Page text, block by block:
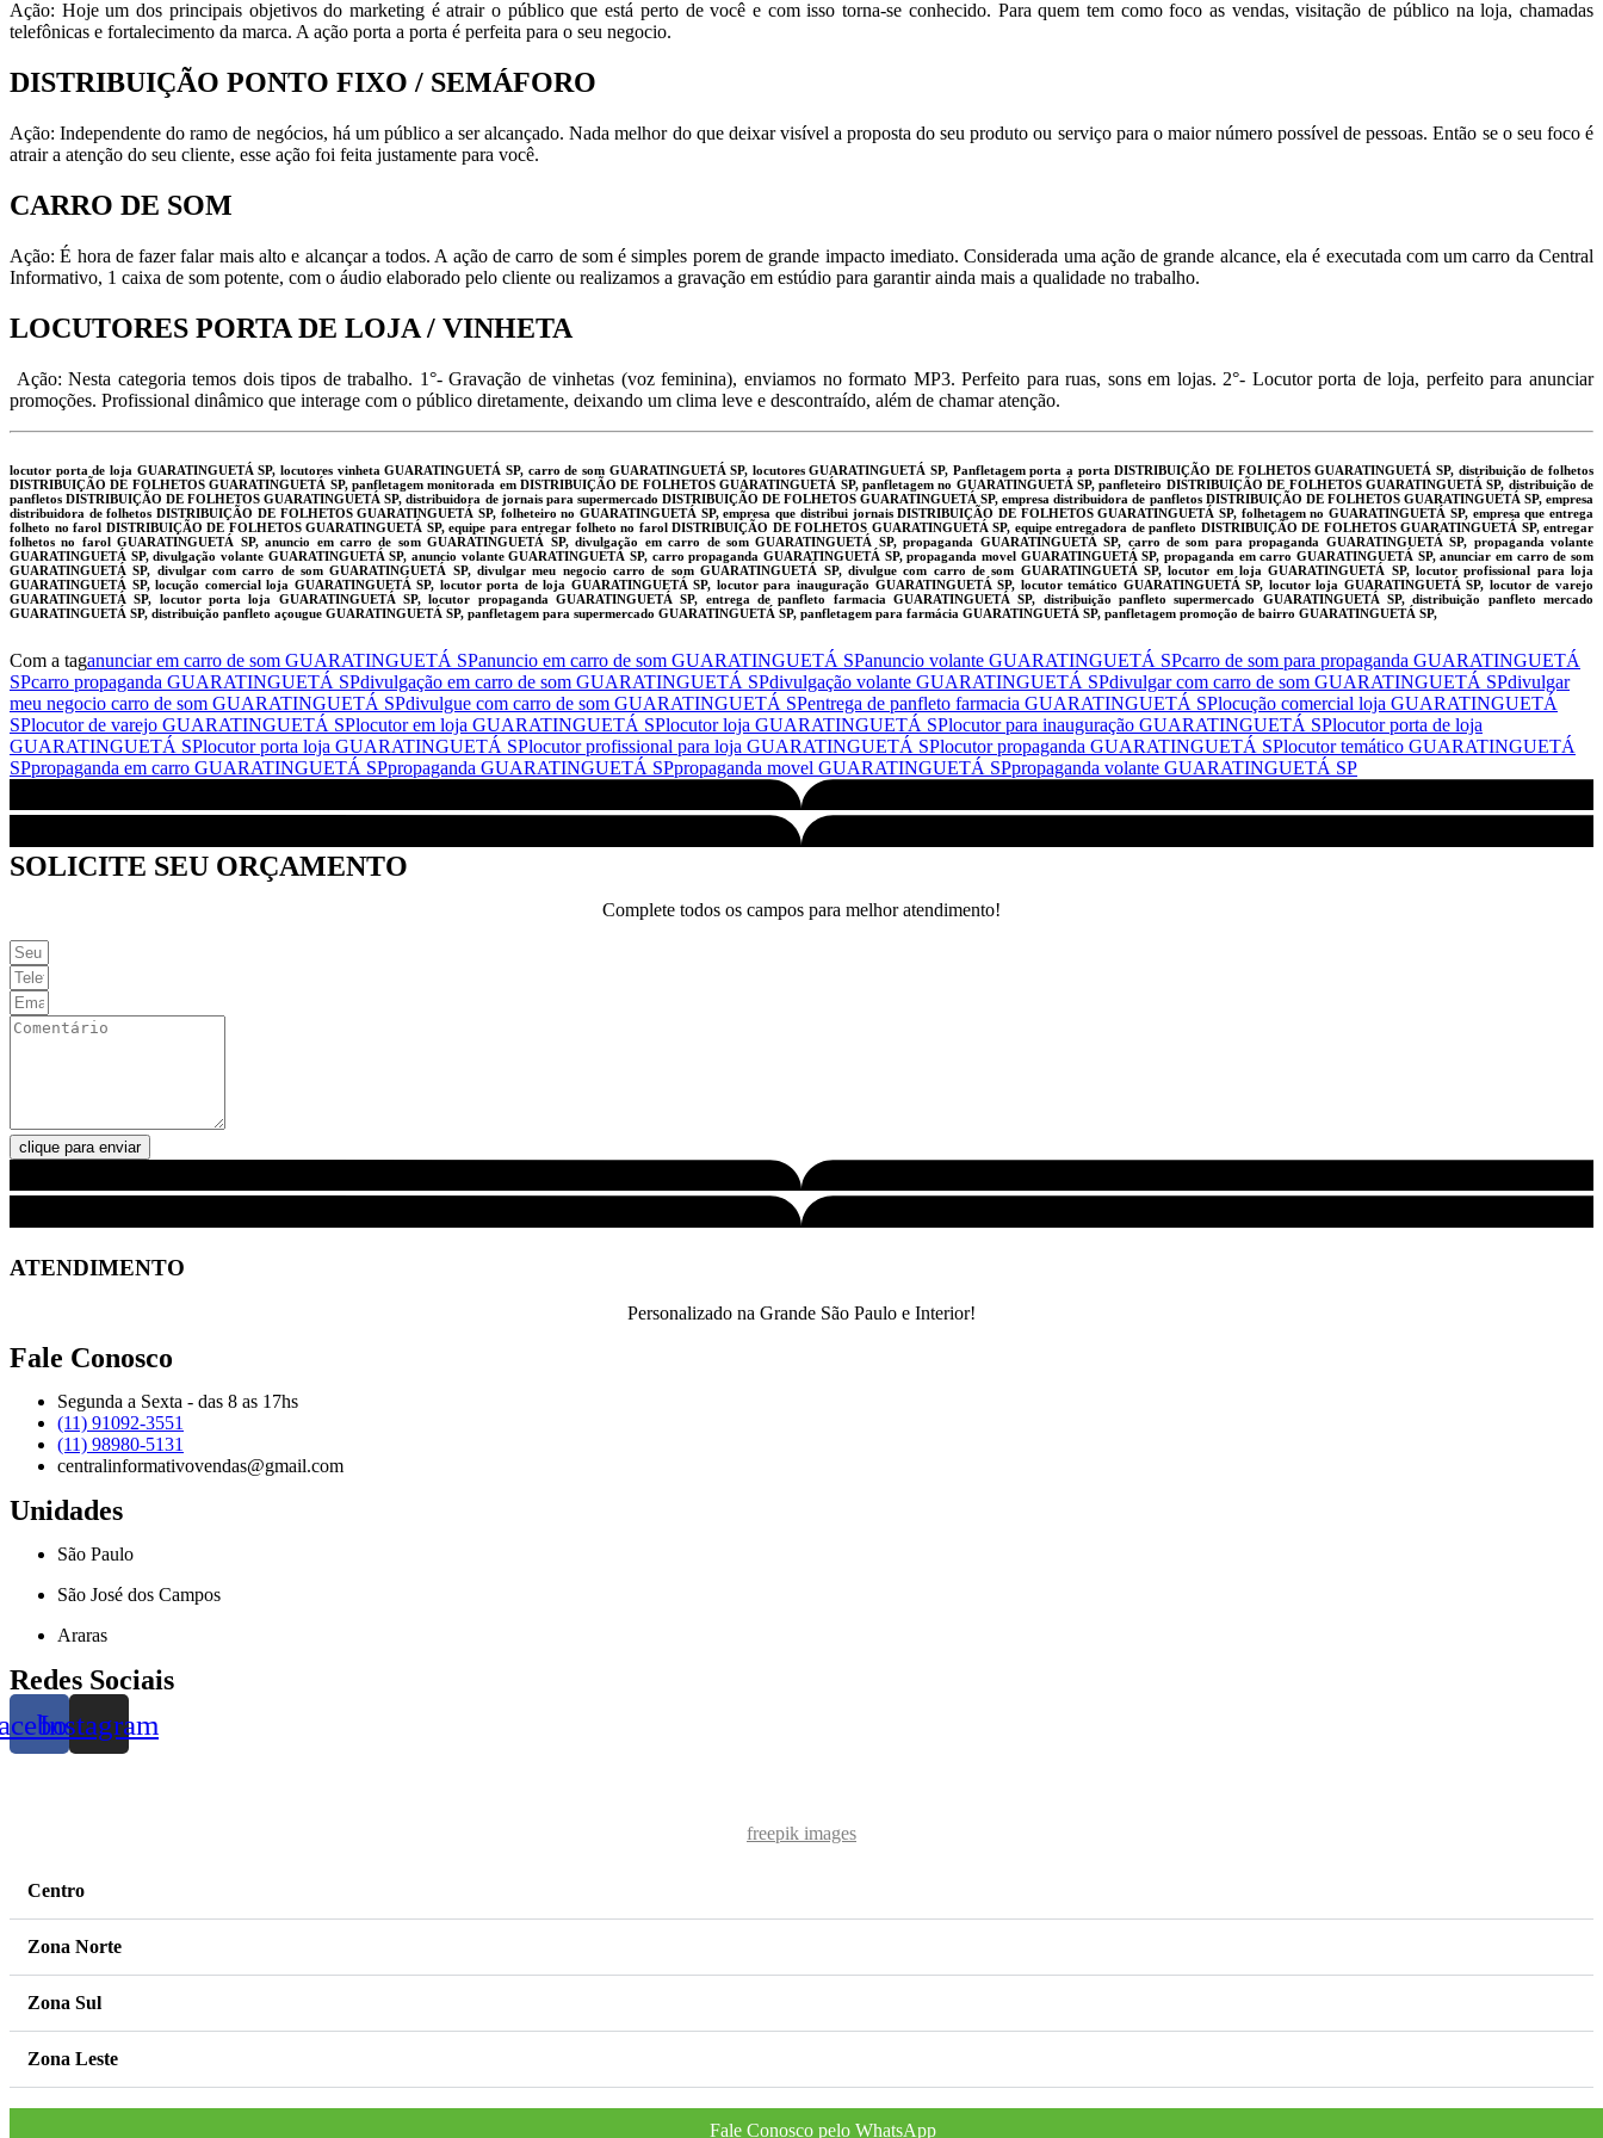
Ação: Hoje um dos principais objetivos do marketing é atrair o público que está perto de você e com isso torna-se conhecido. Para quem tem como foco as vendas, visitação de público na loja, chamadas
telefônicas e fortalecimento da marca. A ação porta a porta é perfeita para o seu negocio.
DISTRIBUIÇÃO PONTO FIXO / SEMÁFORO
Ação: Independente do ramo de negócios, há um público a ser alcançado. Nada melhor do que deixar visível a proposta do seu produto ou serviço para o maior número possível de pessoas. Então se o seu foco é
atrair a atenção do seu cliente, esse ação foi feita justamente para você.
CARRO DE SOM
Ação: É hora de fazer falar mais alto e alcançar a todos. A ação de carro de som é simples porem de grande impacto imediato. Considerada uma ação de grande alcance, ela é executada com um carro da Central
Informativo, 1 caixa de som potente, com o áudio elaborado pelo cliente ou realizamos a gravação em estúdio para garantir ainda mais a qualidade no trabalho.
LOCUTORES PORTA DE LOJA / VINHETA
Ação: Nesta categoria temos dois tipos de trabalho. 1°- Gravação de vinhetas (voz feminina), enviamos no formato MP3. Perfeito para ruas, sons em lojas. 2°- Locutor porta de loja, perfeito para anunciar
promoções. Profissional dinâmico que interage com o público diretamente, deixando um clima leve e descontraído, além de chamar atenção.
locutor porta de loja GUARATINGUETÁ SP, locutores vinheta GUARATINGUETÁ SP, carro de som GUARATINGUETÁ SP, locutores GUARATINGUETÁ SP, Panfletagem porta a porta DISTRIBUIÇÃO DE FOLHETOS GUARATINGUETÁ SP, distribuição de folhetos
DISTRIBUIÇÃO DE FOLHETOS GUARATINGUETÁ SP, panfletagem monitorada em DISTRIBUIÇÃO DE FOLHETOS GUARATINGUETÁ SP, panfletagem no GUARATINGUETÁ SP, panfleteiro DISTRIBUIÇÃO DE FOLHETOS GUARATINGUETÁ SP, distribuição de
panfletos DISTRIBUIÇÃO DE FOLHETOS GUARATINGUETÁ SP, distribuidora de jornais para supermercado DISTRIBUIÇÃO DE FOLHETOS GUARATINGUETÁ SP, empresa distribuidora de panfletos DISTRIBUIÇÃO DE FOLHETOS GUARATINGUETÁ SP, empresa
distribuidora de folhetos DISTRIBUIÇÃO DE FOLHETOS GUARATINGUETÁ SP, folheteiro no GUARATINGUETÁ SP, empresa que distribui jornais DISTRIBUIÇÃO DE FOLHETOS GUARATINGUETÁ SP, folhetagem no GUARATINGUETÁ SP, empresa que entrega
folheto no farol DISTRIBUIÇÃO DE FOLHETOS GUARATINGUETÁ SP, equipe para entregar folheto no farol DISTRIBUIÇÃO DE FOLHETOS GUARATINGUETÁ SP, equipe entregadora de panfleto DISTRIBUIÇÃO DE FOLHETOS GUARATINGUETÁ SP, entregar
folhetos no farol GUARATINGUETÁ SP, anuncio em carro de som GUARATINGUETÁ SP, divulgação em carro de som GUARATINGUETÁ SP, propaganda GUARATINGUETÁ SP, carro de som para propaganda GUARATINGUETÁ SP, propaganda volante
GUARATINGUETÁ SP, divulgação volante GUARATINGUETÁ SP, anuncio volante GUARATINGUETÁ SP, carro propaganda GUARATINGUETÁ SP, propaganda movel GUARATINGUETÁ SP, propaganda em carro GUARATINGUETÁ SP, anunciar em carro de som
GUARATINGUETÁ SP, divulgar com carro de som GUARATINGUETÁ SP, divulgar meu negocio carro de som GUARATINGUETÁ SP, divulgue com carro de som GUARATINGUETÁ SP, locutor em loja GUARATINGUETÁ SP, locutor profissional para loja
GUARATINGUETÁ SP, locução comercial loja GUARATINGUETÁ SP, locutor porta de loja GUARATINGUETÁ SP, locutor para inauguração GUARATINGUETÁ SP, locutor temático GUARATINGUETÁ SP, locutor loja GUARATINGUETÁ SP, locutor de varejo
GUARATINGUETÁ SP, locutor porta loja GUARATINGUETÁ SP, locutor propaganda GUARATINGUETÁ SP, entrega de panfleto farmacia GUARATINGUETÁ SP, distribuição panfleto supermercado GUARATINGUETÁ SP, distribuição panfleto mercado
GUARATINGUETÁ SP, distribuição panfleto açougue GUARATINGUETÁ SP, panfletagem para supermercado GUARATINGUETÁ SP, panfletagem para farmácia GUARATINGUETÁ SP, panfletagem promoção de bairro GUARATINGUETÁ SP,
Com a taganunciar em carro de som GUARATINGUETÁ SPanuncio em carro de som GUARATINGUETÁ SPanuncio volante GUARATINGUETÁ SPcarro de som para propaganda GUARATINGUETÁ
SPcarro propaganda GUARATINGUETÁ SPdivulgação em carro de som GUARATINGUETÁ SPdivulgação volante GUARATINGUETÁ SPdivulgar com carro de som GUARATINGUETÁ SPdivulgar
meu negocio carro de som GUARATINGUETÁ SPdivulgue com carro de som GUARATINGUETÁ SPentrega de panfleto farmacia GUARATINGUETÁ SPlocução comercial loja GUARATINGUETÁ
SPlocutor de varejo GUARATINGUETÁ SPlocutor em loja GUARATINGUETÁ SPlocutor loja GUARATINGUETÁ SPlocutor para inauguração GUARATINGUETÁ SPlocutor porta de loja
GUARATINGUETÁ SPlocutor porta loja GUARATINGUETÁ SPlocutor profissional para loja GUARATINGUETÁ SPlocutor propaganda GUARATINGUETÁ SPlocutor temático GUARATINGUETÁ
SPpropaganda em carro GUARATINGUETÁ SPpropaganda GUARATINGUETÁ SPpropaganda movel GUARATINGUETÁ SPpropaganda volante GUARATINGUETÁ SP
SOLICITE SEU ORÇAMENTO
Complete todos os campos para melhor atendimento!
clique para enviar
ATENDIMENTO
Personalizado na Grande São Paulo e Interior!
Fale Conosco
Segunda a Sexta - das 8 as 17hs
(11) 91092-3551
(11) 98980-5131
centralinformativovendas@gmail.com
Unidades
São Paulo
São José dos Campos
Araras
Redes Sociais
Instagram
freepik images
Centro
Zona Norte
Zona Sul
Zona Leste
Zona Oeste
Fale Conosco pelo WhatsApp